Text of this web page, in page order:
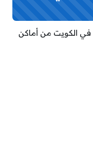
الكويت من أماكن